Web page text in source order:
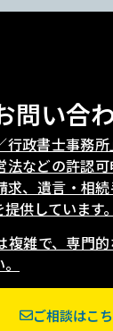
問い合
行政書士事務
などの許認可
求、遺言・相
供しています。
複雑で、専門
ご相談はこ